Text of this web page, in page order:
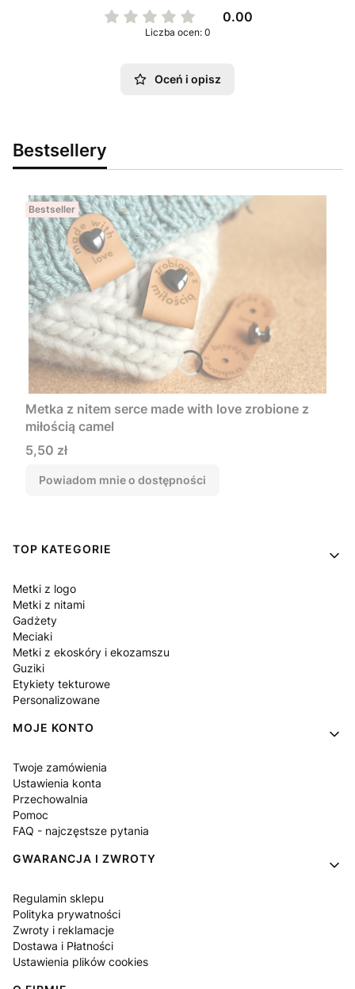
0.00
Liczba ocen: 0
Oceń i opisz
Bestsellery
Bestseller
Metka z nitem serce made with love zrobione z
miłością camel
Cena
5,50 zł
Powiadom mnie o dostępności
Linki w stopce
TOP KATEGORIE
Metki z logo
Metki z nitami
Gadżety
Meciaki
Metki z ekoskóry i ekozamszu
Guziki
Etykiety tekturowe
Personalizowane
MOJE KONTO
Twoje zamówienia
Ustawienia konta
Przechowalnia
Pomoc
FAQ - najczęstsze pytania
GWARANCJA I ZWROTY
Regulamin sklepu
Polityka prywatności
Zwroty i reklamacje
Dostawa i Płatności
Ustawienia plików cookies